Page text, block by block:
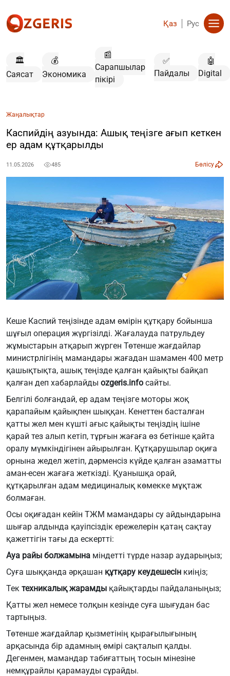
Қаз Рус
🏛️
Саясат
💰
Экономика
📰
Сарапшылар
пікірі
✅
Пайдалы
🤖
Digital
Жаңалықтар
Каспийдің азуында: Ашық теңізге ағып кеткен
ер адам құтқарылды
11.05.2026 485 Бөлісу
Кеше Каспий теңізінде адам өмірін құтқару бойынша
шұғыл операция жүргізілді. Жағалауда патрульдеу
жұмыстарын атқарып жүрген Төтенше жағдайлар
министрлігінің мамандары жағадан шамамен 400 метр
қашықтықта, ашық теңізде қалған қайықты байқап
қалған деп хабарлайды ozgeris.info сайты.
Белгілі болғандай, ер адам теңізге моторы жоқ
қарапайым қайықпен шыққан. Кенеттен басталған
қатты жел мен күшті ағыс қайықты теңіздің ішіне
қарай тез алып кетіп, тұрғын жағаға өз бетінше қайта
оралу мүмкіндігінен айырылған. Құтқарушылар оқиға
орнына жедел жетіп, дәрменсіз күйде қалған азаматты
аман-есен жағаға жеткізді. Қуанышқа орай,
құтқарылған адам медициналық көмекке мұқтаж
болмаған.
Осы оқиғадан кейін ТЖМ мамандары су айдындарына
шығар алдында қауіпсіздік ережелерін қатаң сақтау
қажеттігін тағы да ескертті:
Ауа райы болжамына міндетті түрде назар аударыңыз;
Суға шыққанда әрқашан құтқару кеудешесін киіңіз;
Тек техникалық жарамды қайықтарды пайдаланыңыз;
Қатты жел немесе толқын кезінде суға шығудан бас
тартыңыз.
Төтенше жағдайлар қызметінің қырағылығының
арқасында бір адамның өмірі сақталып қалды.
Дегенмен, мамандар табиғаттың тосын мінезіне
немқұрайлы қарамауды сұрайды.